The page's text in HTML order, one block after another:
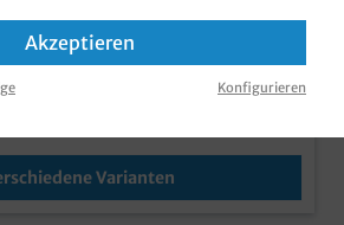
Varianten
Akzeptieren
Konfigurieren